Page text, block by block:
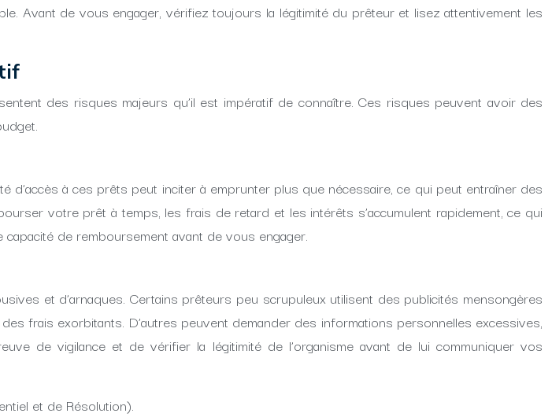
Avant de vous engager, vérifiez toujours la légitimité du prêteur et lisez attentivement les
des risques majeurs qu’il est impératif de connaître. Ces risques peuvent avoir des
d’accès à ces prêts peut inciter à emprunter plus que nécessaire, ce qui peut entraîner des
votre prêt à temps, les frais de retard et les intérêts s’accumulent rapidement, ce qui
de remboursement avant de vous engager.
et d’arnaques. Certains prêteurs peu scrupuleux utilisent des publicités mensongères
frais exorbitants. D’autres peuvent demander des informations personnelles excessives,
de vigilance et de vérifier la légitimité de l’organisme avant de lui communiquer vos
et de Résolution).